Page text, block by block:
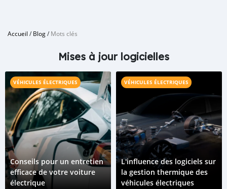
Accueil /Blog/Mots clés
Mises à jour logicielles
VÉHICULES ÉLECTRIQUES
Conseils pour un entretien
efficace de votre voiture
électrique
VÉHICULES ÉLECTRIQUES
L'influence des logiciels sur
la gestion thermique des
véhicules électriques